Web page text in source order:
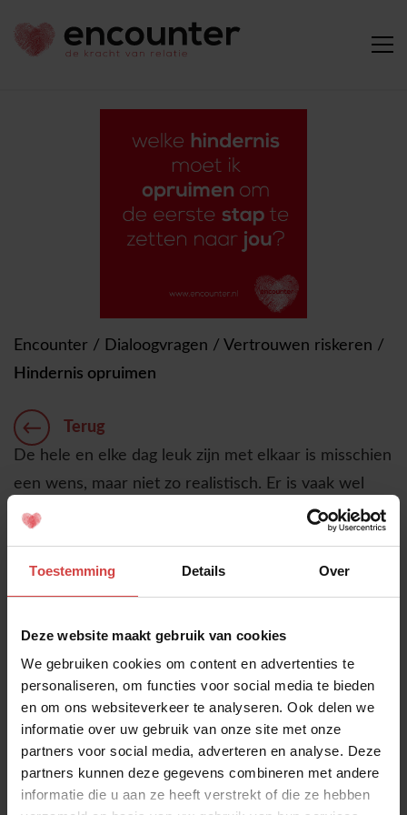
Toestemming Details Over
Deze website maakt gebruik van cookies
We gebruiken cookies om content en advertenties te
personaliseren, om functies voor social media te bieden
en om ons websiteverkeer te analyseren. Ook delen we
informatie over uw gebruik van onze site met onze
partners voor social media, adverteren en analyse. Deze
partners kunnen deze gegevens combineren met andere
informatie die u aan ze heeft verstrekt of die ze hebben
Encounter / Dialoogvragen / Vertrouwen riskeren /
Hindernis opruimen
Terug
De hele en elke dag leuk zijn met elkaar is misschien
een wens, maar niet zo realistisch. Er is vaak wel
iets waar je je aan ergert, of wat ergerlijk is aan jou
luisteren, inzet in huis, sloomheid of het tegenstelde.
Er is zoveel wat afstand kan creëren in een relatie!
inzet, met jouw stap om er wat van te maken. Toch
is die stap zetten niet altijd even makkelijk. Is dat
dan kwetsbaar? Vind je het eng? Verlies je dan je
trots?